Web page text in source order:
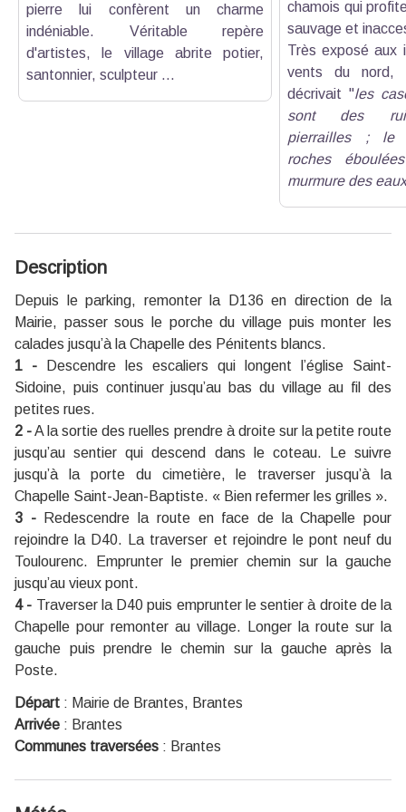
pierre lui confèrent un charme
indéniable. Véritable repère
d'artistes, le village abrite potier,
santonnier, sculpteur ...
chamois qui
sauvage et
Très exposé aux
vents du nord,
décrivait "les
sont des
pierrailles ; le
roches
murmure des eaux
Description
Depuis le parking, remonter la D136 en direction de la
Mairie, passer sous le porche du village puis monter les
calades jusqu’à la Chapelle des Pénitents blancs.
1 - Descendre les escaliers qui longent l’église Saint-
Sidoine, puis continuer jusqu’au bas du village au fil des
petites rues.
2 -A la sortie des ruelles prendre à droite sur la petite route
jusqu’au sentier qui descend dans le coteau. Le suivre
jusqu’à la porte du cimetière, le traverser jusqu’à la
Chapelle Saint-Jean-Baptiste. « Bien refermer les grilles ».
3 -Redescendre la route en face de la Chapelle pour
rejoindre la D40. La traverser et rejoindre le pont neuf du
Toulourenc. Emprunter le premier chemin sur la gauche
jusqu’au vieux pont.
4 - Traverser la D40 puis emprunter le sentier à droite de la
Chapelle pour remonter au village. Longer la route sur la
gauche puis prendre le chemin sur la gauche après la
Poste.
Départ : Mairie de Brantes, Brantes
Arrivée : Brantes
Communes traversées : Brantes